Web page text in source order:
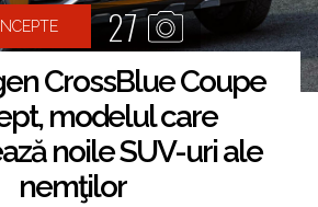
27
CrossBlue Coupe
modelul care
noile SUV-uri ale
nemţilor